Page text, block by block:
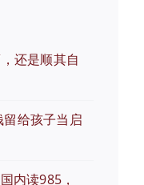
还是顺其自
给孩子当启
内读985，